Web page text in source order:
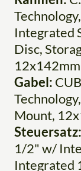
Integrated
Disc,
12x142mm
Gabel:
Mount,
Steuersatz:
1/2" w/
Integrated